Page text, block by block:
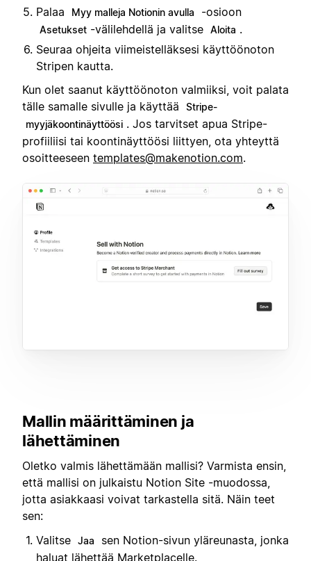
Palaa
Myy malleja Notionin avulla -osioon
Asetukset -välilehdellä ja valitse Aloita .
Seuraa ohjeita viimeistelläksesi käyttöönoton
Stripen kautta.
Kun olet saanut käyttöönoton valmiiksi, voit palata
tälle samalle sivulle ja käyttää
Stripe-
myyjäkoontinäyttöösi . Jos tarvitset apua Stripe-
profiiliisi tai koontinäyttöösi liittyen, ota yhteyttä
osoitteeseen templates@makenotion.com.
Mallin määrittäminen ja
lähettäminen
Oletko valmis lähettämään mallisi? Varmista ensin,
että mallisi on julkaistu Notion Site -muodossa,
jotta asiakkaasi voivat tarkastella sitä. Näin teet
sen:
Valitse Jaa
sen Notion-sivun yläreunasta, jonka
haluat lähettää Marketplacelle.